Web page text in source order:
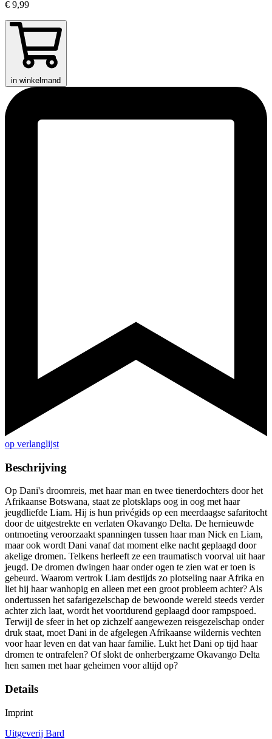
€ 9,99
in winkelmand
op verlanglijst
Beschrijving
Op Dani's droomreis, met haar man en twee tienerdochters door het
Afrikaanse Botswana, staat ze plotsklaps oog in oog met haar
jeugdliefde Liam. Hij is hun privégids op een meerdaagse safaritocht
door de uitgestrekte en verlaten Okavango Delta. De hernieuwde
ontmoeting veroorzaakt spanningen tussen haar man Nick en Liam,
maar ook wordt Dani vanaf dat moment elke nacht geplaagd door
akelige dromen. Telkens herleeft ze een traumatisch voorval uit haar
jeugd. De dromen dwingen haar onder ogen te zien wat er toen is
gebeurd. Waarom vertrok Liam destijds zo plotseling naar Afrika en
liet hij haar wanhopig en alleen met een groot probleem achter? Als
ondertussen het safarigezelschap de bewoonde wereld steeds verder
achter zich laat, wordt het voortdurend geplaagd door rampspoed.
Terwijl de sfeer in het op zichzelf aangewezen reisgezelschap onder
druk staat, moet Dani in de afgelegen Afrikaanse wildernis vechten
voor haar leven en dat van haar familie. Lukt het Dani op tijd haar
dromen te ontrafelen? Of slokt de onherbergzame Okavango Delta
hen samen met haar geheimen voor altijd op?
Details
Imprint
Uitgeverij Bard